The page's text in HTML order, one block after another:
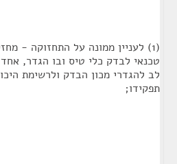
(1) לעניין ממונה על התחזוקה -
טכנאי לבדק כלי טיס ובו הגדר,
לב להגדרי מכון הבדק ולרשימת
תפקידו;